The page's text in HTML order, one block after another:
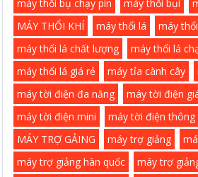
máy thổi bụ chạy pin
máy thổi bụi
MÁY THỔI KHÍ
máy thổi lá
máy
máy thổi lá chất lượng
máy thổi lá
máy thổi lá giá rẻ
máy tỉa cành cây
máy tời điện đa năng
máy tời điện
máy tời điện mini
máy tời điện thông
MÁY TRỢ GẢING
máy trợ giảng
máy trợ giảng hàn quốc
máy trợ